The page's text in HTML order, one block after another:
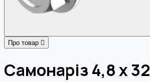
Про товар
Самонаріз 4,8 х 32